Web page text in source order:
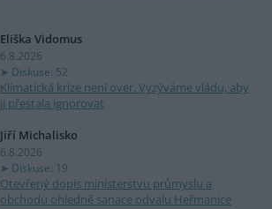
Eliška Vidomus
6.8.2026
Diskuse: 52
Klimatická krize není over. Vyzýváme vládu, aby
ji přestala ignorovat
Jiří Michalisko
6.8.2026
Diskuse: 19
Otevřený dopis ministerstvu průmyslu a
obchodu ohledně sanace odvalu Heřmanice